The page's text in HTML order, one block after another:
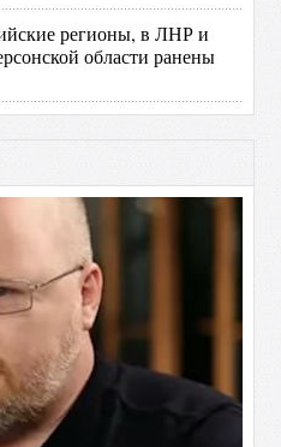
регионы, в ЛНР и
области ранены